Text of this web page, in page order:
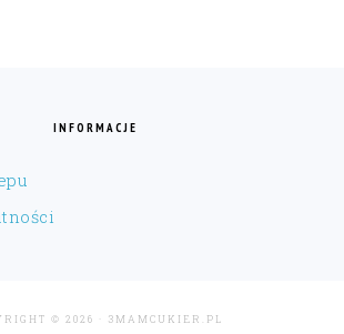
INFORMACJE
© 2026 · 3MAMCUKIER.PL